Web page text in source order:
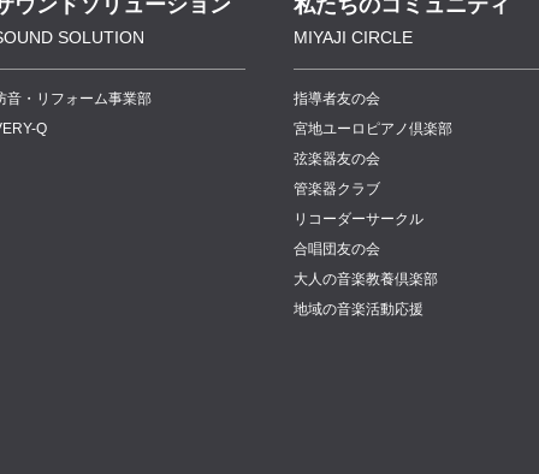
ウンドソリューション
SOLUTION
音・リフォーム事業部
Q
私たちのコミュニティ
MIYAJI CIRCLE
指導者友の会
宮地ユーロピアノ倶楽部
弦楽器友の会
管楽器クラブ
リコーダーサークル
合唱団友の会
大人の音楽教養倶楽部
地域の音楽活動応援